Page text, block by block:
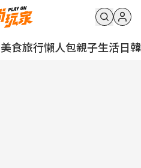
美食旅行懶人包親子生活日韓